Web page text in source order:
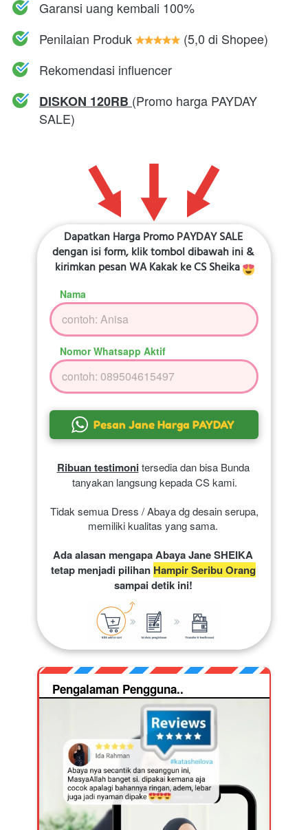
Garansi uang kembali 100%
Penilaian Produk
(5,0 di Shopee)
Rekomendasi influencer
DISKON 120RB (Promo harga PAYDAY
SALE)
Dapatkan Harga Promo PAYDAY SALE
dengan isi form, klik tombol dibawah ini &
kirimkan pesan WA Kakak ke CS Sheika
Nama
Nomor Whatsapp Aktif
` Pesan Jane Harga PAYDAY
Ribuan testimoni tersedia dan bisa Bunda
tanyakan langsung kepada CS kami.
Tidak semua Dress / Abaya dg desain serupa,
memiliki kualitas yang sama.
Ada alasan mengapa Abaya Jane SHEIKA
tetap menjadi pilihan Hampir Seribu Orang
sampai detik ini!
Pengalaman Pengguna..